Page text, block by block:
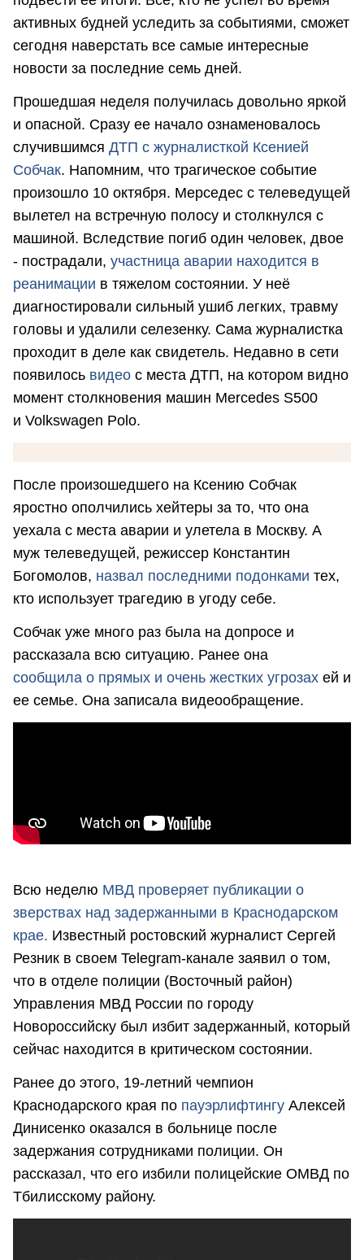
активных будней уследить за событиями, сможет
сегодня наверстать все самые интересные
новости за последние семь дней.
Прошедшая неделя получилась довольно яркой
и опасной. Сразу ее начало ознаменовалось
случившимся ДТП с журналисткой Ксенией
Собчак. Напомним, что трагическое событие
произошло 10 октября. Мерседес с телеведущей
вылетел на встречную полосу и столкнулся с
машиной. Вследствие погиб один человек, двое
- пострадали, участница аварии находится в
реанимации в тяжелом состоянии. У неё
диагностировали сильный ушиб легких, травму
головы и удалили селезенку. Сама журналистка
проходит в деле как свидетель. Недавно в сети
появилось видео с места ДТП, на котором видно
момент столкновения машин Mercedes S500
и Volkswagen Polo.
После произошедшего на Ксению Собчак
яростно ополчились хейтеры за то, что она
уехала с места аварии и улетела в Москву. А
муж телеведущей, режиссер Константин
Богомолов, назвал последними подонками тех,
кто использует трагедию в угоду себе.
Собчак уже много раз была на допросе и
рассказала всю ситуацию. Ранее она
сообщила о прямых и очень жестких угрозах ей и
ее семье. Она записала видеообращение.
Всю неделю МВД проверяет публикации о
зверствах над задержанными в Краснодарском
крае. Известный ростовский журналист Сергей
Резник в своем Telegram-канале заявил о том,
что в отделе полиции (Восточный район)
Управления МВД России по городу
Новороссийску был избит задержанный, который
сейчас находится в критическом состоянии.
Ранее до этого, 19-летний чемпион
Краснодарского края по пауэрлифтингу Алексей
Динисенко оказался в больнице после
задержания сотрудниками полиции. Он
рассказал, что его избили полицейские ОМВД по
Тбилисскому району.